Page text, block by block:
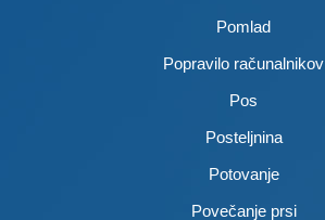
Pomlad
Popravilo računalnikov
Pos
Posteljnina
Potovanje
Povečanje prsi